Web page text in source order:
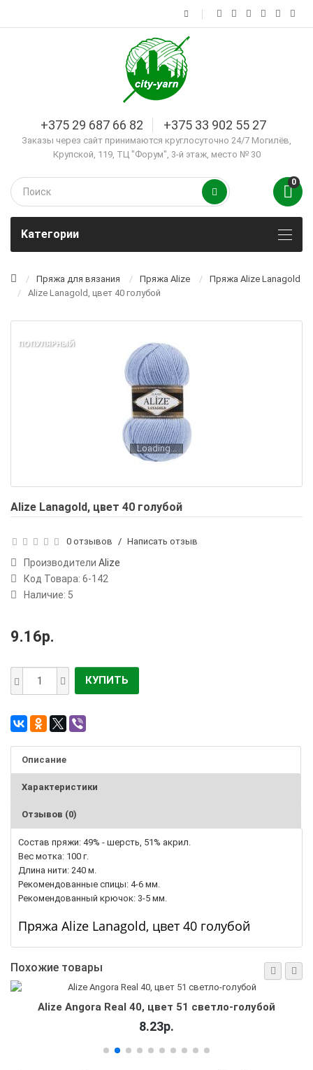
+375 29 687 66 82 +375 33 902 55 27
Заказы через сайт принимаются круглосуточно 24/7 Могилёв,
Крупской, 119, ТЦ "Форум", 3-й этаж, место № 30
0
Kатегории
Пряжа для вязания Пряжа Alize
Пряжа Alize Lanagold
Alize Lanagold, цвет 40 голубой
ПОПУЛЯРНЫЙ
Loading...
Alize Lanagold, цвет 40 голубой
0 отзывов / Написать отзыв
Производители Alize
Код Товара: 6-142
Наличие: 5
9.16р.
КУПИТЬ
Описание
Характеристики
Отзывов (0)
Состав пряжи: 49% - шерсть, 51% акрил.
Вес мотка: 100 г.
Длина нити: 240 м.
Рекомендованные спицы: 4-6 мм.
Рекомендованный крючок: 3-5 мм.
Пряжа Alize Lanagold, цвет 40 голубой
Похожие товары
Alize Angora Real 40, цвет 51 светло-голубой
8.23р.